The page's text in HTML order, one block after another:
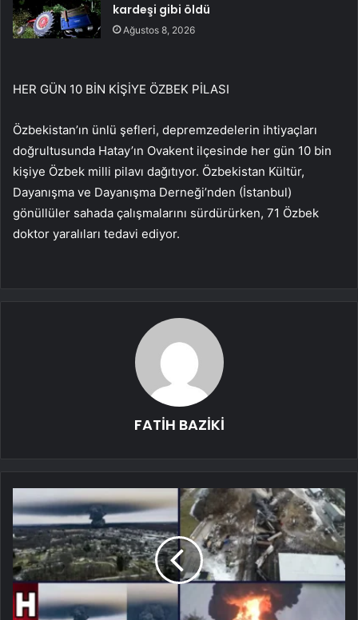
kardeşi gibi öldü
Ağustos 8, 2026
HER GÜN 10 BİN KİŞİYE ÖZBEK PİLASI
Özbekistan’ın ünlü şefleri, depremzedelerin ihtiyaçları
doğrultusunda Hatay’ın Ovakent ilçesinde her gün 10 bin
kişiye Özbek milli pilavı dağıtıyor. Özbekistan Kültür,
Dayanışma ve Dayanışma Derneği’nden (İstanbul)
gönüllüler sahada çalışmalarını sürdürürken, 71 Özbek
doktor yaralıları tedavi ediyor.
FATİH BAZİKİ